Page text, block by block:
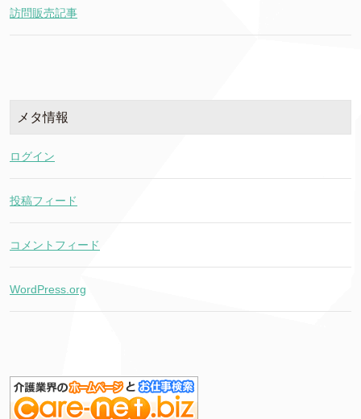
訪問販売記事
メタ情報
ログイン
投稿フィード
コメントフィード
WordPress.org